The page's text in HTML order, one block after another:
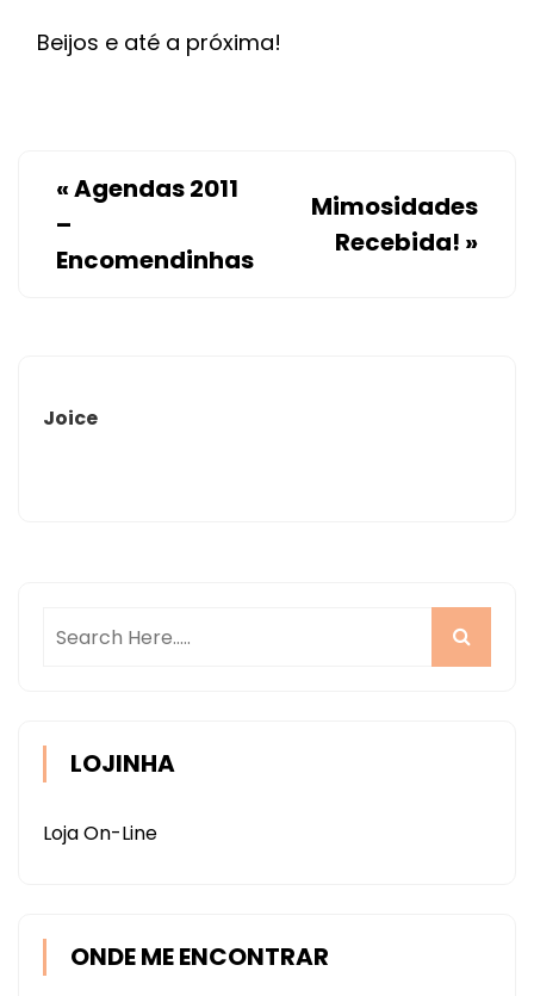
Beijos e até a próxima!
«Agendas 2011
–
Encomendinhas
Mimosidades
Recebida! »
Joice
LOJINHA
Loja On-Line
ONDE ME ENCONTRAR